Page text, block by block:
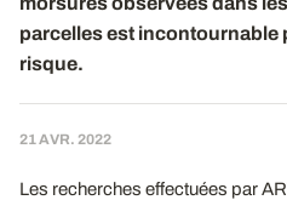
parcelles est incontournable
risque.
21 AVR. 2022
Les recherches effectuées par